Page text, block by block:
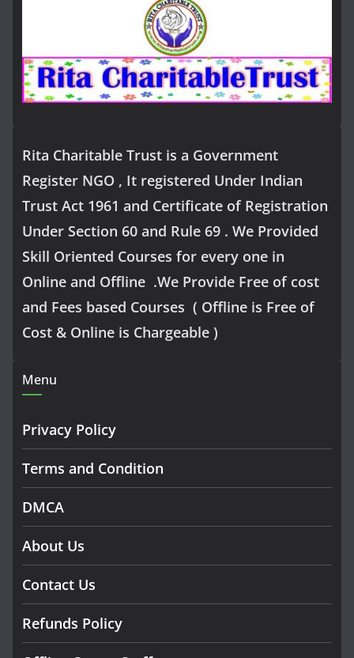
Rita Charitable Trust is a Government
Register NGO , It registered Under Indian
Trust Act 1961 and Certificate of Registration
Under Section 60 and Rule 69 . We Provided
Skill Oriented Courses for every one in
Online and Offline .We Provide Free of cost
and Fees based Courses ( Offline is Free of
Cost & Online is Chargeable )
Menu
Privacy Policy
Terms and Condition
DMCA
About Us
Contact Us
Refunds Policy